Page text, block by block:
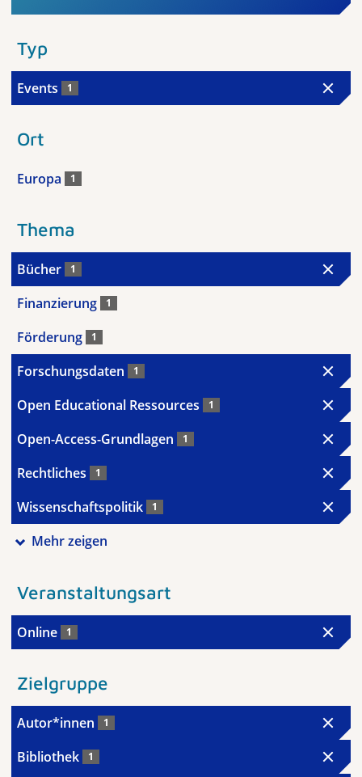
Typ
Events 1
Ort
Europa 1
Thema
Bücher 1
Finanzierung 1
Förderung 1
Forschungsdaten 1
Open Educational Ressources 1
Open-Access-Grundlagen 1
Rechtliches 1
Wissenschaftspolitik 1
Mehr zeigen
Veranstaltungsart
Online 1
Zielgruppe
Autor*innen 1
Bibliothek 1